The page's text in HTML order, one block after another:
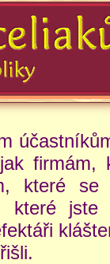
firmám,
které se
které